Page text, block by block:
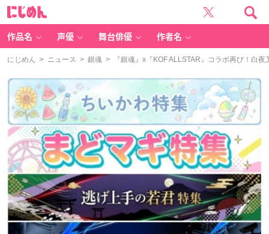
作品名 声優 舞台俳優 作者名
にじめん > ニュース > 銀魂 > 『銀魂』x『KOF ALLSTAR』コラボ再び！白